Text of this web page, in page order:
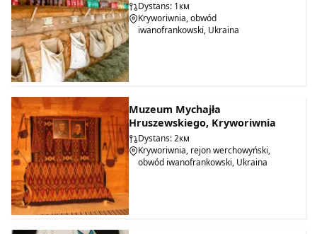
Dystans: 1км
Kryworiwnia, obwód
iwanofrankowski, Ukraina
Muzeum Mychajła
Hruszewskiego, Kryworiwnia
Dystans: 2км
Kryworiwnia, rejon werchowyński,
obwód iwanofrankowski, Ukraina